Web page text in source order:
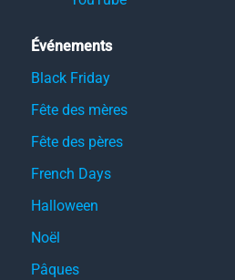
Événements
Black Friday
Fête des mères
Fête des pères
French Days
Halloween
Noël
Pâques